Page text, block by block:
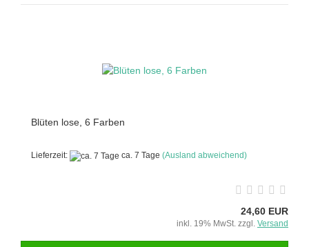
Blüten lose, 6 Farben
Lieferzeit: ca. 7 Tage (Ausland abweichend)
24,60 EUR
inkl. 19% MwSt. zzgl. Versand